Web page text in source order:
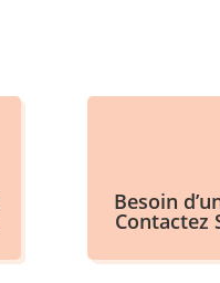
Besoin
Contactez